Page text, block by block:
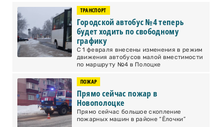
ТРАНСПОРТ
Городской автобус №4 теперь
будет ходить по свободному
графику
С 1 февраля внесены изменения в режим
движения автобусов малой вместимости
по маршруту №4 в Полоцке
ПОЖАР
Прямо сейчас пожар в
Новополоцке
Прямо сейчас большое скопление
пожарных машин в районе “Ёлочки”